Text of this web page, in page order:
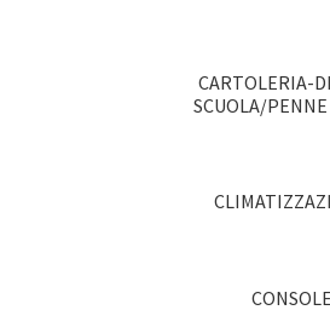
CARTOLERIA-
SCUOLA/PENNE
CONSOLE